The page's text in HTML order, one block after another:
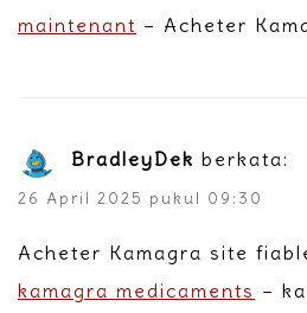
maintenant – Acheter
BradleyDek berkata:
26 April 2025 pukul 09:30
Acheter Kamagra site
kamagra medicaments –